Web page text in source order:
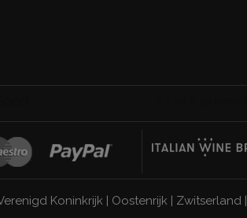
Koninkrijk| Oostenrijk| Zwitserland|